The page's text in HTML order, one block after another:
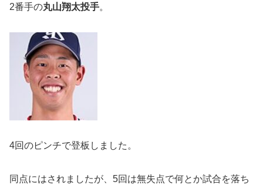
2番手の丸山翔太投手。
4回のピンチで登板しました。
同点にはされましたが、5回は無失点で何とか試合を落ち